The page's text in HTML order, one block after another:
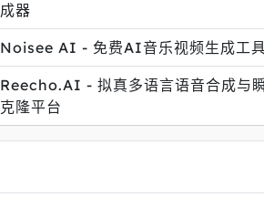
成器
Noisee AI - 免费AI音乐视频生成工
Reecho.AI - 拟真多语言语音合成与
克隆平台